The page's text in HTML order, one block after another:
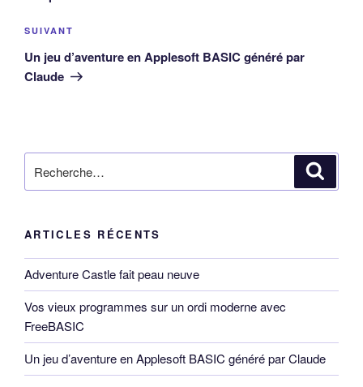
Article
suivant
SUIVANT
Un jeu d’aventure en Applesoft BASIC généré par
Claude
pour
ARTICLES RÉCENTS
Adventure Castle fait peau neuve
Vos vieux programmes sur un ordi moderne avec
FreeBASIC
Un jeu d’aventure en Applesoft BASIC généré par Claude